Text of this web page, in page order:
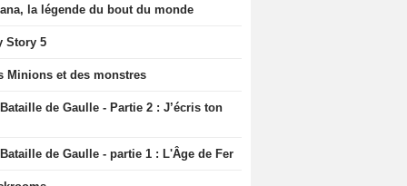
la légende du bout du monde
Story 5
Minions et des monstres
de Gaulle - Partie 2 : J’écris ton
de Gaulle - partie 1 : L'Âge de Fer